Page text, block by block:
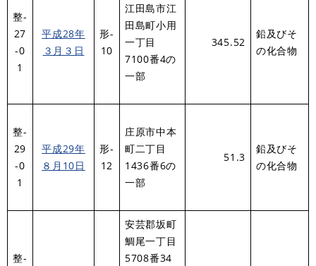
整-
27
-0
1
平成28年
３月３日
形-
10
江田島市江
田島町小用
一丁目
7100番4の
一部
345.52
鉛及びそ
の化合物
整-
29
-0
1
平成29年
８月10日
形-
12
庄原市中本
町二丁目
1436番6の
一部
51.3
鉛及びそ
の化合物
整-
安芸郡坂町
鯛尾一丁目
5708番34